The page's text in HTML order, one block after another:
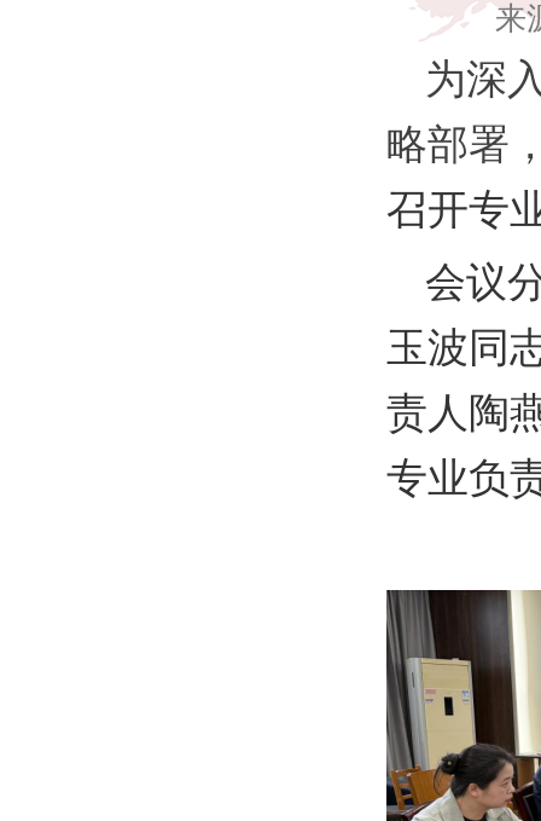
来
为深
略部署
召开专
会议
玉波同
责人陶
专业负